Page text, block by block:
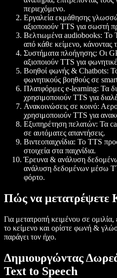
περιεχόμενο.
Εργαλεία εκμάθησης
αξιοποιούν TTS για σωστή
Βελτιωμένα audiobooks: Το
από κάθε κείμενο, κάνοντας
Συστήματα πλοήγησης: Οι
αξιοποιούν TTS για
Βοηθοί φωνής & Chatbots:
φωνητικούς βοηθούς σε
Πλατφόρμες e-learning: Τα
χρησιμοποιούν TTS για
Ανακοινώσεις σε κοινό:
χρησιμοποιούν TTS για
Εξυπηρέτηση πελατών: Τα
σε αυτόματες απαντήσεις.
Βιντεοπαιχνίδια: Το TTS
στοιχεία στα παιχνίδια.
Έρευνα & ανάλυση
ανάλυση δεδομένων μέσω
φόρτο.
Πώς να μετατρέψετε
Για μετατροπή κειμένου σε
το κείμενο και ορίστε φωνή &
παράγει τον ήχο.
Δημιουργώντας
Text to Speech